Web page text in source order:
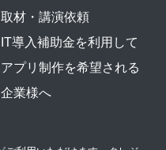
取材・講演依頼
IT導入補助金を利用して
アプリ制作を希望される
企業様へ